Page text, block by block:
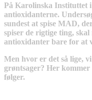
På Karolinska Instituttet
antioxidanterne.
sundest at spise MAD,
spiser de rigtige ting,
antioxidanter bare for at
Men hvor er det så lige,
grøntsager? Her
følger.